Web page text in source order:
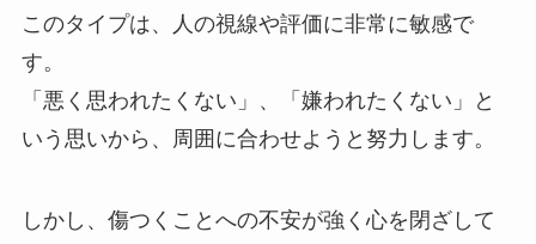
このタイプは、人の視線や評価に非常に敏感で
す。
「悪く思われたくない」、「嫌われたくない」と
いう思いから、周囲に合わせようと努力します。
しかし、傷つくことへの不安が強く心を閉ざして